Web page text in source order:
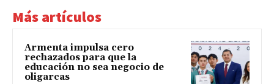
Más artículos
Armenta impulsa cero
rechazados para que la
educación no sea negocio de
oligarcas